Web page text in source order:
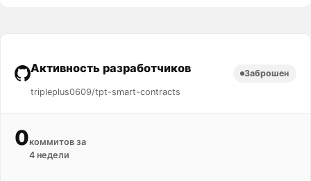
Активность разработчиков
tripleplus0609/tpt-smart-contracts
Заброшен
0коммитов за
4 недели